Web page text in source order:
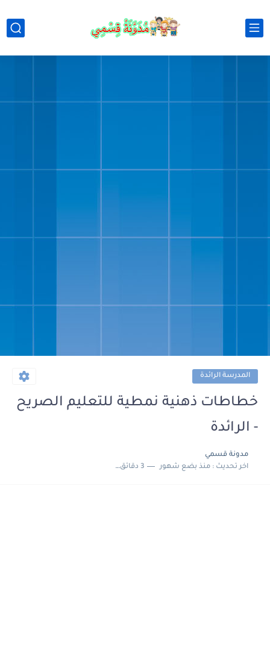
المدرسة الرائدة
خطاطات ذهنية نمطية للتعليم الصريح
- الرائدة
مدونة قسمي
اخر تحديث :منذ بضع شهور 3 دقائق للقراءة